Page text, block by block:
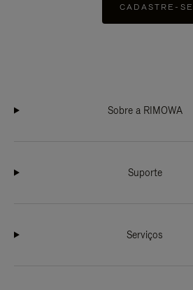
CADASTRE-SE
Sobre a RIMOWA
Suporte
Serviços